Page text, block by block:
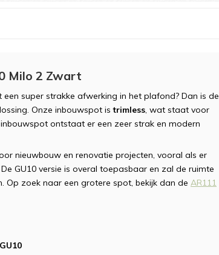
Milo 2 Zwart
super strakke afwerking in het plafond? Dan is de
Onze inbouwspot istrimless, wat staat voor
inbouwspot ontstaat er een zeer strak en modern
nieuwbouw en renovatie projecten, vooral als er
GU10 versie is overal toepasbaar en zal de ruimte
Op zoek naar een grotere spot, bekijk dan de AR111